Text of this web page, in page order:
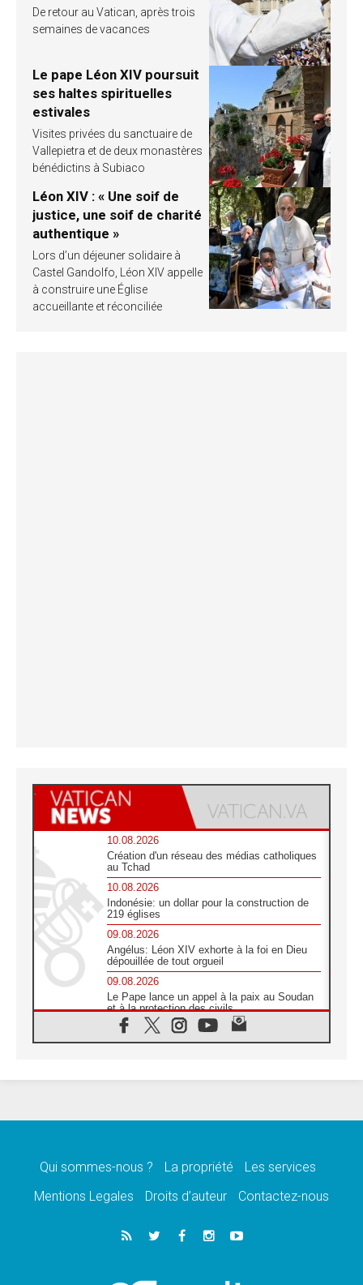
De retour au Vatican, après trois
semaines de vacances
Le pape Léon XIV poursuit
ses haltes spirituelles
estivales
Visites privées du sanctuaire de
Vallepietra et de deux monastères
bénédictins à Subiaco
Léon XIV : « Une soif de
justice, une soif de charité
authentique »
Lors d’un déjeuner solidaire à
Castel Gandolfo, Léon XIV appelle
à construire une Église
accueillante et réconciliée
10.08.2026
Création d'un réseau des médias catholiques
au Tchad
10.08.2026
Indonésie: un dollar pour la construction de
219 églises
09.08.2026
Angélus: Léon XIV exhorte à la foi en Dieu
dépouillée de tout orgueil
09.08.2026
Le Pape lance un appel à la paix au Soudan
et à la protection des civils
09.08.2026
Déclaration d'Addis-Abeba du SCEAM sur
08.08.2026
08.08.2026
la victoire de l'amour sur la mort
«Relancer l'empathie», le projet Triennal d'art
des Universités catholiques
Signis 2026, donner la parole aux religieuses
Qui sommes-nous ? La propriété
Les services
Mentions Legales
Droits d’auteur Contactez-nous